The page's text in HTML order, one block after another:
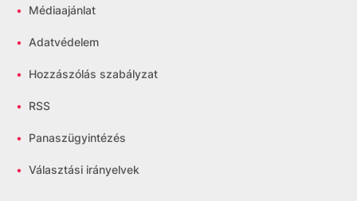
• Médiaajánlat
• Adatvédelem
• Hozzászólás szabályzat
• RSS
• Panaszügyintézés
• Választási irányelvek